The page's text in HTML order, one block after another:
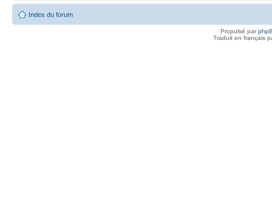
Index du forum
Propulsé par
Traduit en français